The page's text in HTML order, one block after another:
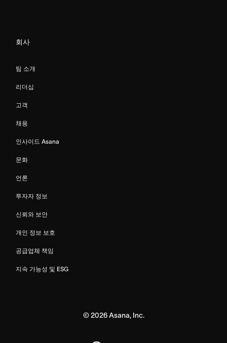
회사
팀 소개
리더십
고객
채용
인사이드 Asana
문화
언론
투자자 정보
신뢰와 보안
개인 정보 보호
공급업체 책임
지속 가능성 및 ESG
© 2026Asana, Inc.